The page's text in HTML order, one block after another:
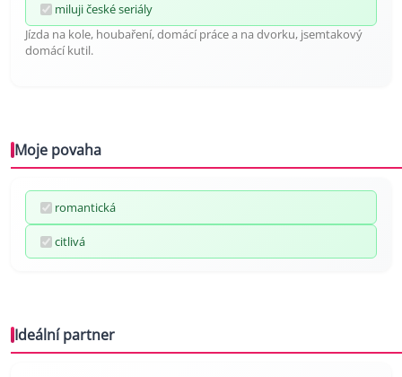
miluji české seriály
Jízda na kole, houbaření, domácí práce a na dvorku, jsemtakový
domácí kutil.
Moje povaha
romantická
citlivá
Ideální partner